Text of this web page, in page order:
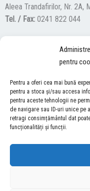
pentru
Pentru a oferi cea mai bună
pentru a stoca și/sau accesa
pentru aceste tehnologii ne
de navigare sau ID-uri unice pe
retragi consimțământul dat
funcționalități și funcții.
Aleea Trandafirilor, Nr. 2A,
Tel. / Fax: 0241 822 044
F
a
c
e
b
o
k
ACCES NEVĂZĂTORI
Descărcați programul
persoanelor cu dizabilități
COPYRIGHT © 2026 ŞCOALA